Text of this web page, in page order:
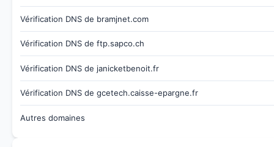
Vérification DNS de bramjnet.com
Vérification DNS de ftp.sapco.ch
Vérification DNS de janicketbenoit.fr
Vérification DNS de gcetech.caisse-epargne.fr
Autres domaines